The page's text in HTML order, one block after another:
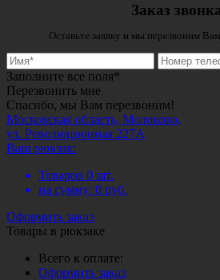
Заказ
Оставьте заявку и мы перезвоним
Заполните все поля*
Перезвонить мне
Спасибо, мы Вам перезвоним!
Московская область, Молоково,
ул. Революционная 227А
Ваш рюкзак:
Товаров 0 шт.
на сумму: 0 руб.
Оформить заказ
Товары в рюкзаке
Всего к оплате:
Оформить заказ